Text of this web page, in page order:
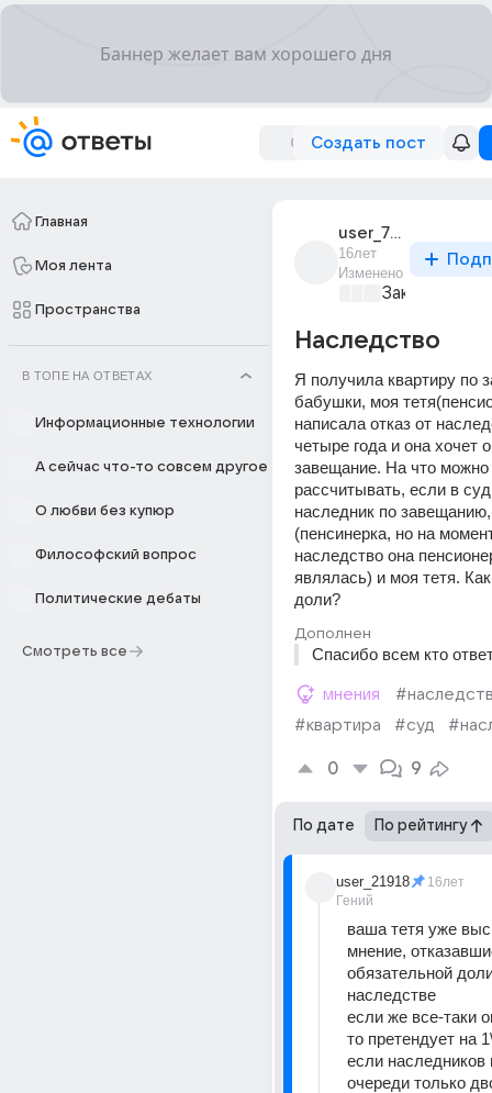
Создать пост
Главная
Моя лента
Пространства
В ТОПЕ НА ОТВЕТАХ
Информационные технологии
А сейчас что-то совсем другое
О любви без купюр
Философский вопрос
Политические дебаты
Смотреть все
user_7087991
16лет
Изменено
Закон и
Наследство
Я получила квартиру по
бабушки, моя
написала отказ от
четыре года и она хочет
завещание. На что можно
рассчитывать, если в
наследник по
(пенсинерка, но на
наследство она
являлась) и моя тетя.
доли?
Дополнен
Спасибо всем кто
мнения
#квартира
#суд
0 9
По дате По рейтингу
user_21918
Гений
16лет
ваша тетя уже
мнение,
обязательной
наследстве
если же все-таки
то претендует на
если наследников
очереди только